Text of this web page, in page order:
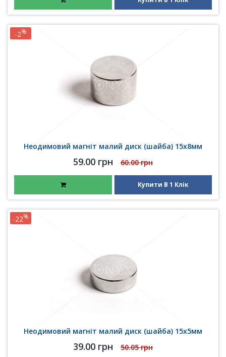
Неодимовий магніт малий диск (шайба) 15х8мм
59.00 грн 60.00 грн
-2%
Купити В 1 Клік
Неодимовий магніт малий диск (шайба) 15х5мм
39.00 грн 50.05 грн
-22%